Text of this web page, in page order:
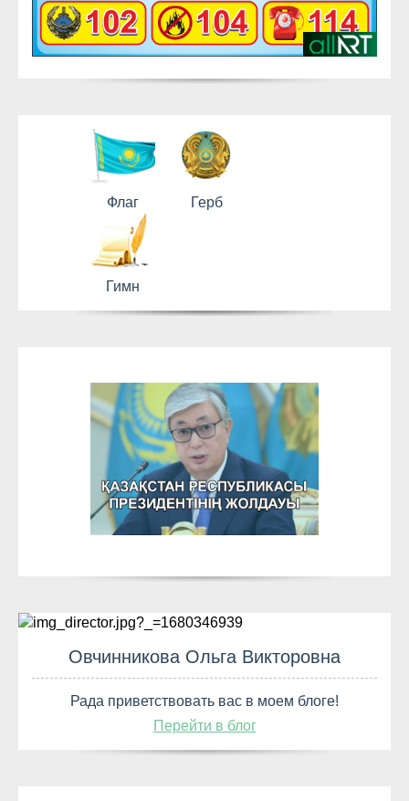
Флаг Герб
Гимн
Овчинникова Ольга Викторовна
Рада приветствовать вас в моем блоге!
Перейти в блог